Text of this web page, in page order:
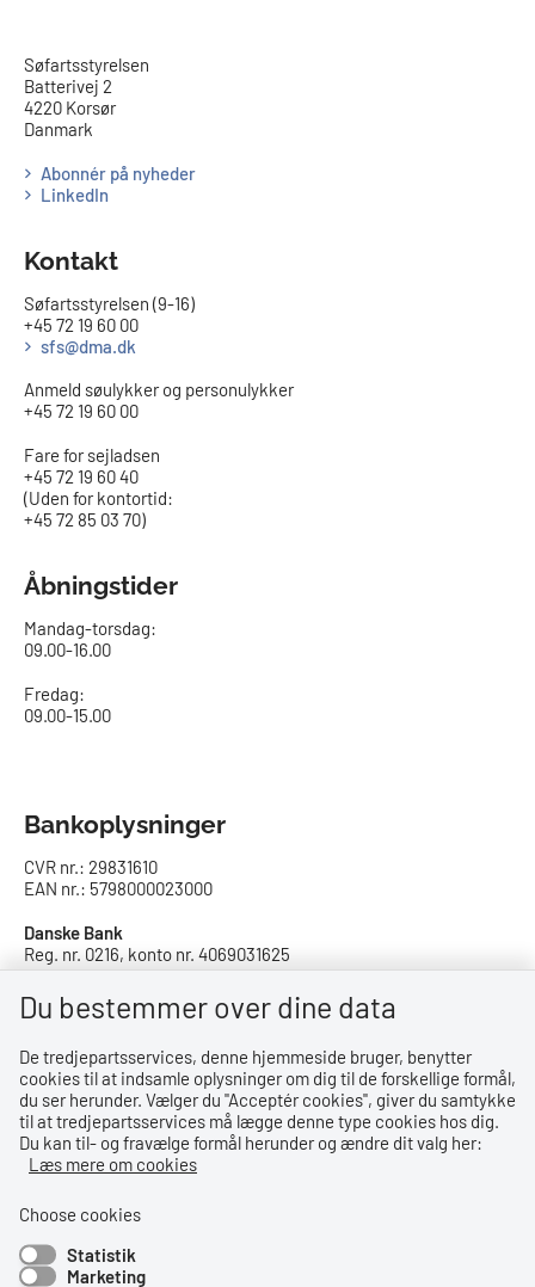
​​Søfartsstyrelsen
Batterivej 2
4220 Korsør
Danmark
Abonnér på nyheder
LinkedIn
Kontakt
Søfartsstyrelsen (9-16)
+45 72 19 60 00
sfs@dma.dk
Anmeld søulykker og personulykker
+45 72 19 60 00
Fare for sejladsen
+45 72 19 60 40
(Uden for kontortid:
+45 72 85 03 70)
Åbningstider
Mandag-torsdag:
09.00-16.00​
Fredag:
09.00-15.00
Bankoplysninger
CVR nr.: 29831610
EAN nr.: 5798000023000
Danske Bank
Reg. nr. 0216, konto nr. 4069031625
IBAN: DK8402164069031625
SWIFT: DABADKKK
Privatlivspolitik
Privatlivspolitik
Tilgængelighedserklæring
Bemærk!
Du bestemmer over dine data
De tredjepartsservices, denne hjemmeside bruger, benytter
cookies til at indsamle oplysninger om dig til de forskellige formål,
du ser herunder. Vælger du ''Acceptér cookies'', giver du samtykke
til at tredjepartsservices må lægge denne type cookies hos dig.
Du kan til- og fravælge formål herunder og ændre dit valg her:
Læs mere om cookies
Choose cookies
Statistik
Marketing